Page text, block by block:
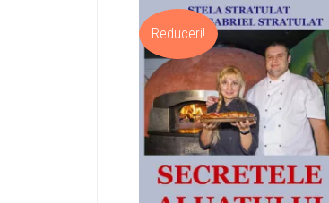
fost:
70,00 lei.
50,00 lei.
Reduceri!